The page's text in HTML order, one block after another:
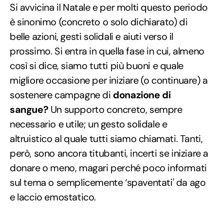
Si avvicina il Natale e per molti questo periodo
è sinonimo (concreto o solo dichiarato) di
belle azioni, gesti solidali e aiuti verso il
prossimo. Si entra in quella fase in cui, almeno
così si dice, siamo tutti più buoni e quale
migliore occasione per iniziare (o continuare) a
sostenere campagne di donazione di
sangue? Un supporto concreto, sempre
necessario e utile; un gesto solidale e
altruistico al quale tutti siamo chiamati. Tanti,
però, sono ancora titubanti, incerti se iniziare a
donare o meno, magari perché poco informati
sul tema o semplicemente ‘spaventati' da ago
e laccio emostatico.